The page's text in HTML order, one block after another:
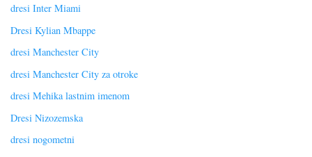
dresi Inter Miami
Dresi Kylian Mbappe
dresi Manchester City
dresi Manchester City za otroke
dresi Mehika lastnim imenom
Dresi Nizozemska
dresi nogometni